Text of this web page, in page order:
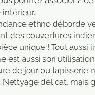
ethno déborde
des couvertures
unique ! Tout aussi
est aussi son
de jour ou tapisserie
Nettyage délicat, mais